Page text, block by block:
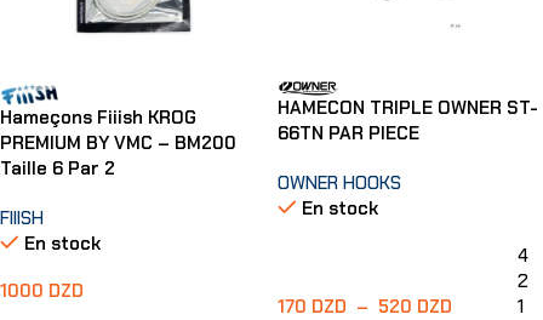
Hameçons Fiiish KROG
PREMIUM BY VMC – BM200
Taille 6 Par 2
FIIISH
En stock
1000 DZD
HAMECON TRIPLE OWNER ST-
66TN PAR PIECE
OWNER HOOKS
En stock
170 DZD – 520 DZD
4
2
1